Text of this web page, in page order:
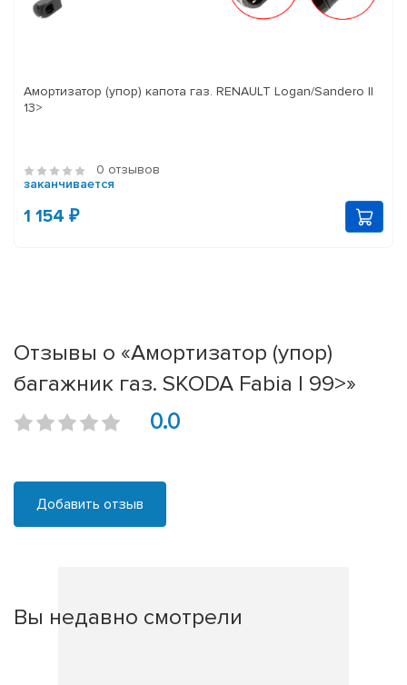
Амортизатор (упор) капота газ. RENAULT Logan/Sandero II
13>
0 отзывов
заканчивается
1 154 ₽
Отзывы о «Амортизатор (упор)
багажник газ. SKODA Fabia I 99>»
0.0
Добавить отзыв
Вы недавно смотрели